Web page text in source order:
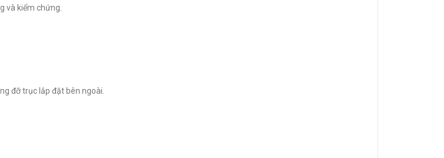
và kiểm chứng.
đỡ trục lắp đặt bên ngoài.